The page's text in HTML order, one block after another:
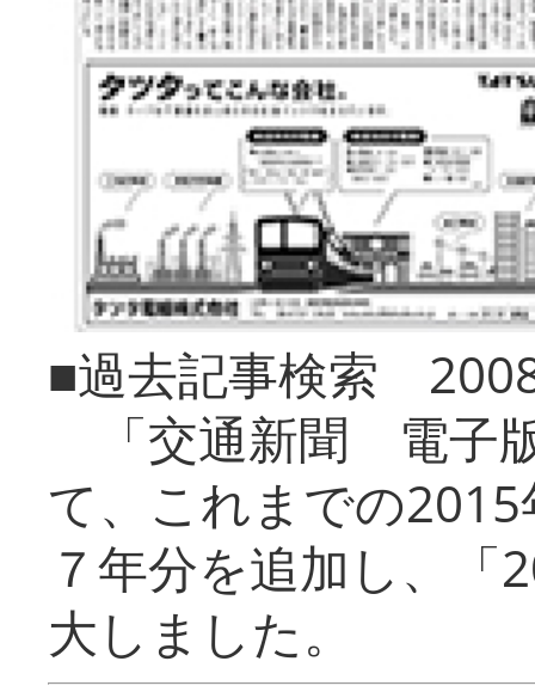
■過去記事検索
「交通新聞 電子
て、これまでの
７年分を追加し、「
大しまし